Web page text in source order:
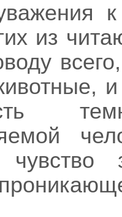
из
чувство